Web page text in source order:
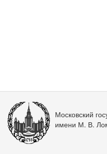
Московский
имени М. В.